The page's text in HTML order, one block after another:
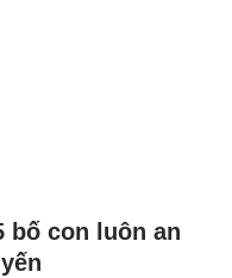
bố con luôn an